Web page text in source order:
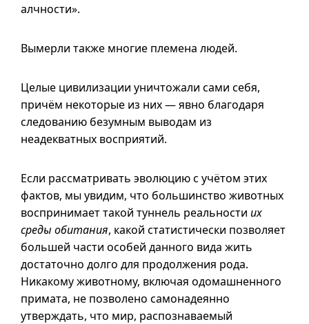
алчности».
Вымерли также многие племена людей.
Целые цивилизации уничтожали сами себя,
причём некоторые из них — явно благодаря
следованию безумным выводам из
неадекватных восприятий.
Если рассматривать эволюцию с учётом этих
фактов, мы увидим, что большинство животных
воспринимает такой туннель реальности их
среды обитания, какой статистически позволяет
большей части особей данного вида жить
достаточно долго для продолжения рода.
Никакому животному, включая одомашненного
примата, не позволено самонадеянно
утверждать, что мир, распознаваемый